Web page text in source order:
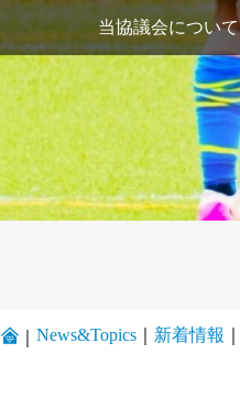
当協議会について
News&Topics 新着情報